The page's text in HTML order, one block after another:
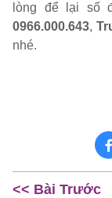
lòng để lại số
0966.000.643,
nhé.
<< Bài Trước